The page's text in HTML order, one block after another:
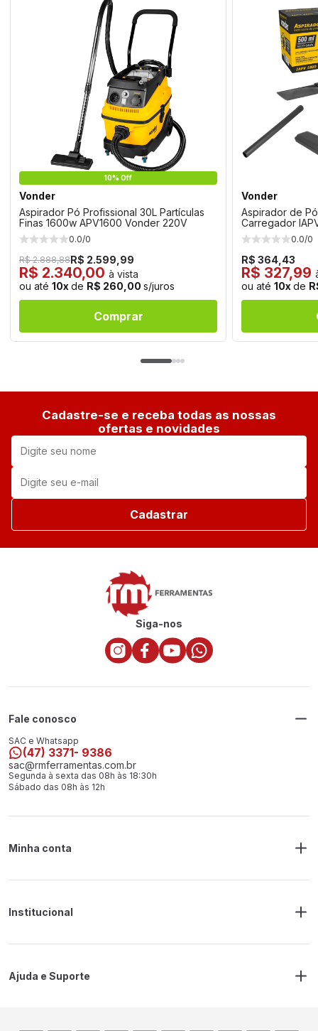
10% Off
Vonder
Aspirador Pó Profissional 30L Partículas
Finas 1600w APV1600 Vonder 220V
0.0/0
R$ 2.888,88R$ 2.599,99
R$ 2.340,00 à vista
ou até 10x de R$ 260,00 s/juros
Comprar
Vonder
Aspirador de
Carregador
0.0/0
R$ 364,43
R$ 327,99
ou até 10x de
Cadastre-se e receba todas as nossas
ofertas e novidades
Cadastrar
Siga-nos
Fale conosco
SAC e Whatsapp
(47) 3371- 9386
sac@rmferramentas.com.br
Segunda à sexta das 08h às 18:30h
Sábado das 08h às 12h
Minha conta
Endereço de Entrega
Institucional
Politica de Privacidade
Ajuda e Suporte